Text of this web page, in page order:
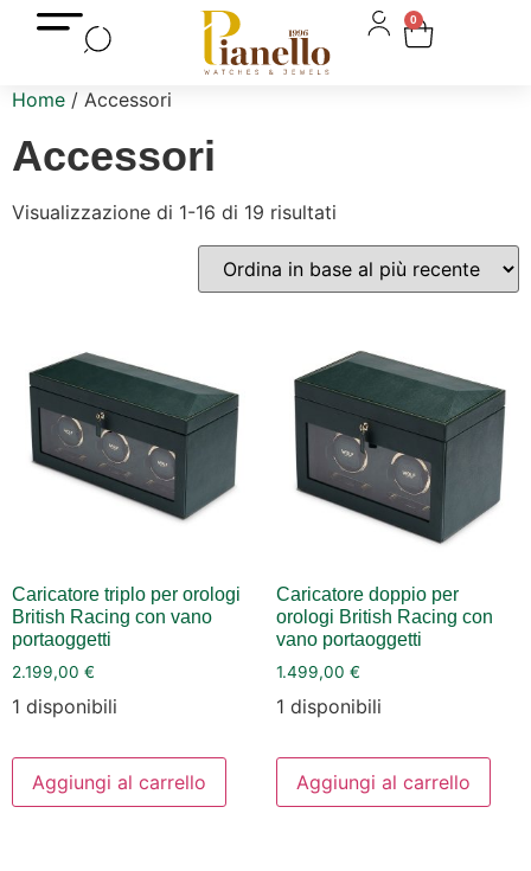
0
Home / Accessori
Accessori
Visualizzazione di 1-16 di 19 risultati
Caricatore triplo per orologi
British Racing con vano
portaoggetti
2.199,00 €
1 disponibili
Aggiungi al carrello
Caricatore doppio per
orologi British Racing con
vano portaoggetti
1.499,00 €
1 disponibili
Aggiungi al carrello